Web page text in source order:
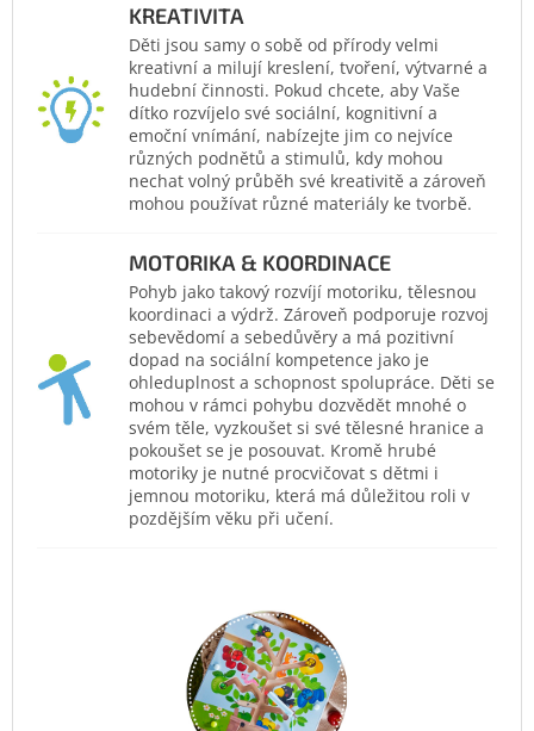
KREATIVITA
Děti jsou samy o sobě od přírody velmi
kreativní a milují kreslení, tvoření, výtvarné a
hudební činnosti. Pokud chcete, aby Vaše
dítko rozvíjelo své sociální, kognitivní a
emoční vnímání, nabízejte jim co nejvíce
různých podnětů a stimulů, kdy mohou
nechat volný průběh své kreativitě a zároveň
mohou používat různé materiály ke tvorbě.
MOTORIKA & KOORDINACE
Pohyb jako takový rozvíjí motoriku, tělesnou
koordinaci a výdrž. Zároveň podporuje rozvoj
sebevědomí a sebedůvěry a má pozitivní
dopad na sociální kompetence jako je
ohleduplnost a schopnost spolupráce. Děti se
mohou v rámci pohybu dozvědět mnohé o
svém těle, vyzkoušet si své tělesné hranice a
pokoušet se je posouvat. Kromě hrubé
motoriky je nutné procvičovat s dětmi i
jemnou motoriku, která má důležitou roli v
pozdějším věku při učení.